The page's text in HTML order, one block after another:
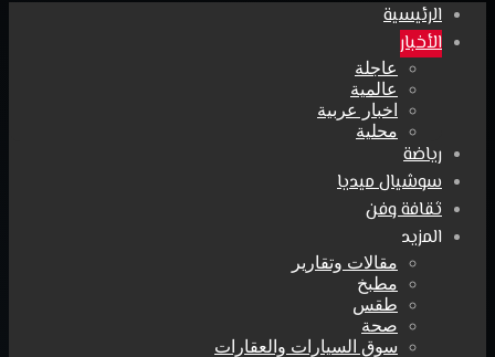
الرئيسية
الأخبار
عاجلة
عالمية
اخبار عربية
محلية
رياضة
سوشيال ميديا
ثقافة وفن
المزيد
مقالات وتقارير
مطبخ
طقس
صحة
سوق السيارات والعقارات